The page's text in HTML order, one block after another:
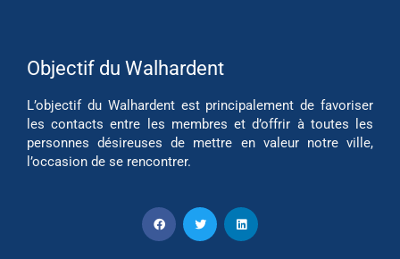
Objectif du Walhardent
L’objectif du Walhardent est principalement de favoriser
les contacts entre les membres et d’offrir à toutes les
personnes désireuses de mettre en valeur notre ville,
l’occasion de se rencontrer.